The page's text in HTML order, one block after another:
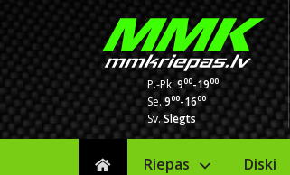
P.-Pk.900-1900
Se.900-1600
Sv.Slēgts
Riepas Diski